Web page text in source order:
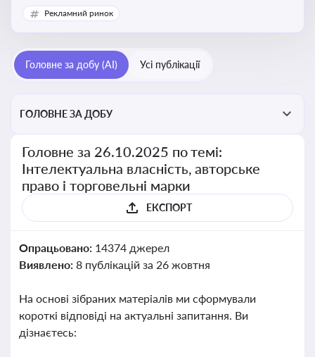
експертні матеріали, що стосуються авторського
права, реєстрації та захисту торговельних марок,
власності, а також змін у законодавстві у цій сфері
Рекламний ринок
Головне за добу (AI) Усі публікації
ГОЛОВНЕ ЗА ДОБУ
Головне за 26.10.2025 по темі:
Інтелектуальна власність, авторське
право і торговельні марки
ЕКСПОРТ
Опрацьовано: 14374 джерел
Виявлено: 8 публікацій за 26 жовтня
На основі зібраних матеріалів ми сформували
короткі відповіді на актуальні запитання. Ви
дізнаєтесь: